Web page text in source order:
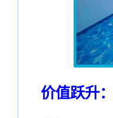
价值跃升